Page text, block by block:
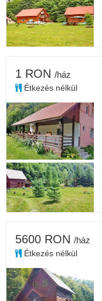
1 RON /ház
Étkezés nélkül
5600 RON /ház
Étkezés nélkül